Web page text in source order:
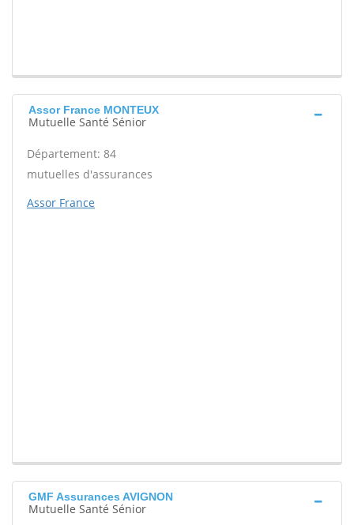
Assor France MONTEUX
Mutuelle Santé Sénior
Département: 84
mutuelles d'assurances
Assor France
GMF Assurances AVIGNON
Mutuelle Santé Sénior